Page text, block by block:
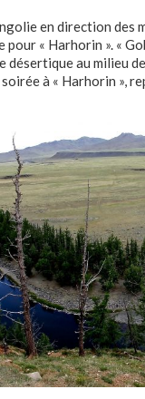
en direction des
« Harhorin ». «
au milieu
à « Harhorin »,